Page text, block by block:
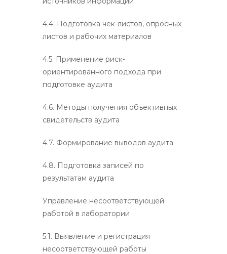
4.4. Подготовка чек-листов, опросных
листов и рабочих материалов
4.5. Применение риск-
ориентированного подхода при
подготовке аудита
4.6. Методы получения объективных
свидетельств аудита
4.7. Формирование выводов аудита
4.8. Подготовка записей по
результатам аудита
Управление несоответствующей
работой в лаборатории
5.1. Выявление и регистрация
несоответствующей работы